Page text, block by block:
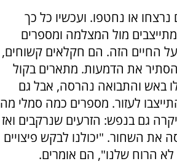
או נחטפו. ועכשיו כל כך
מול המצלמה ומספרים
החיים הזה. הם חקלאים קשוחים,
את הדמעות. מתארים בקול
באש והתבואה נהרסה, אבל גם
לעזור. מספרים כמה סמלי מה
גם בנפש: הזרעים שנרקבים ואז
את השחור. "יכולנו לבקש פיצויים
לא הרוח שלנו", הם אומרים.